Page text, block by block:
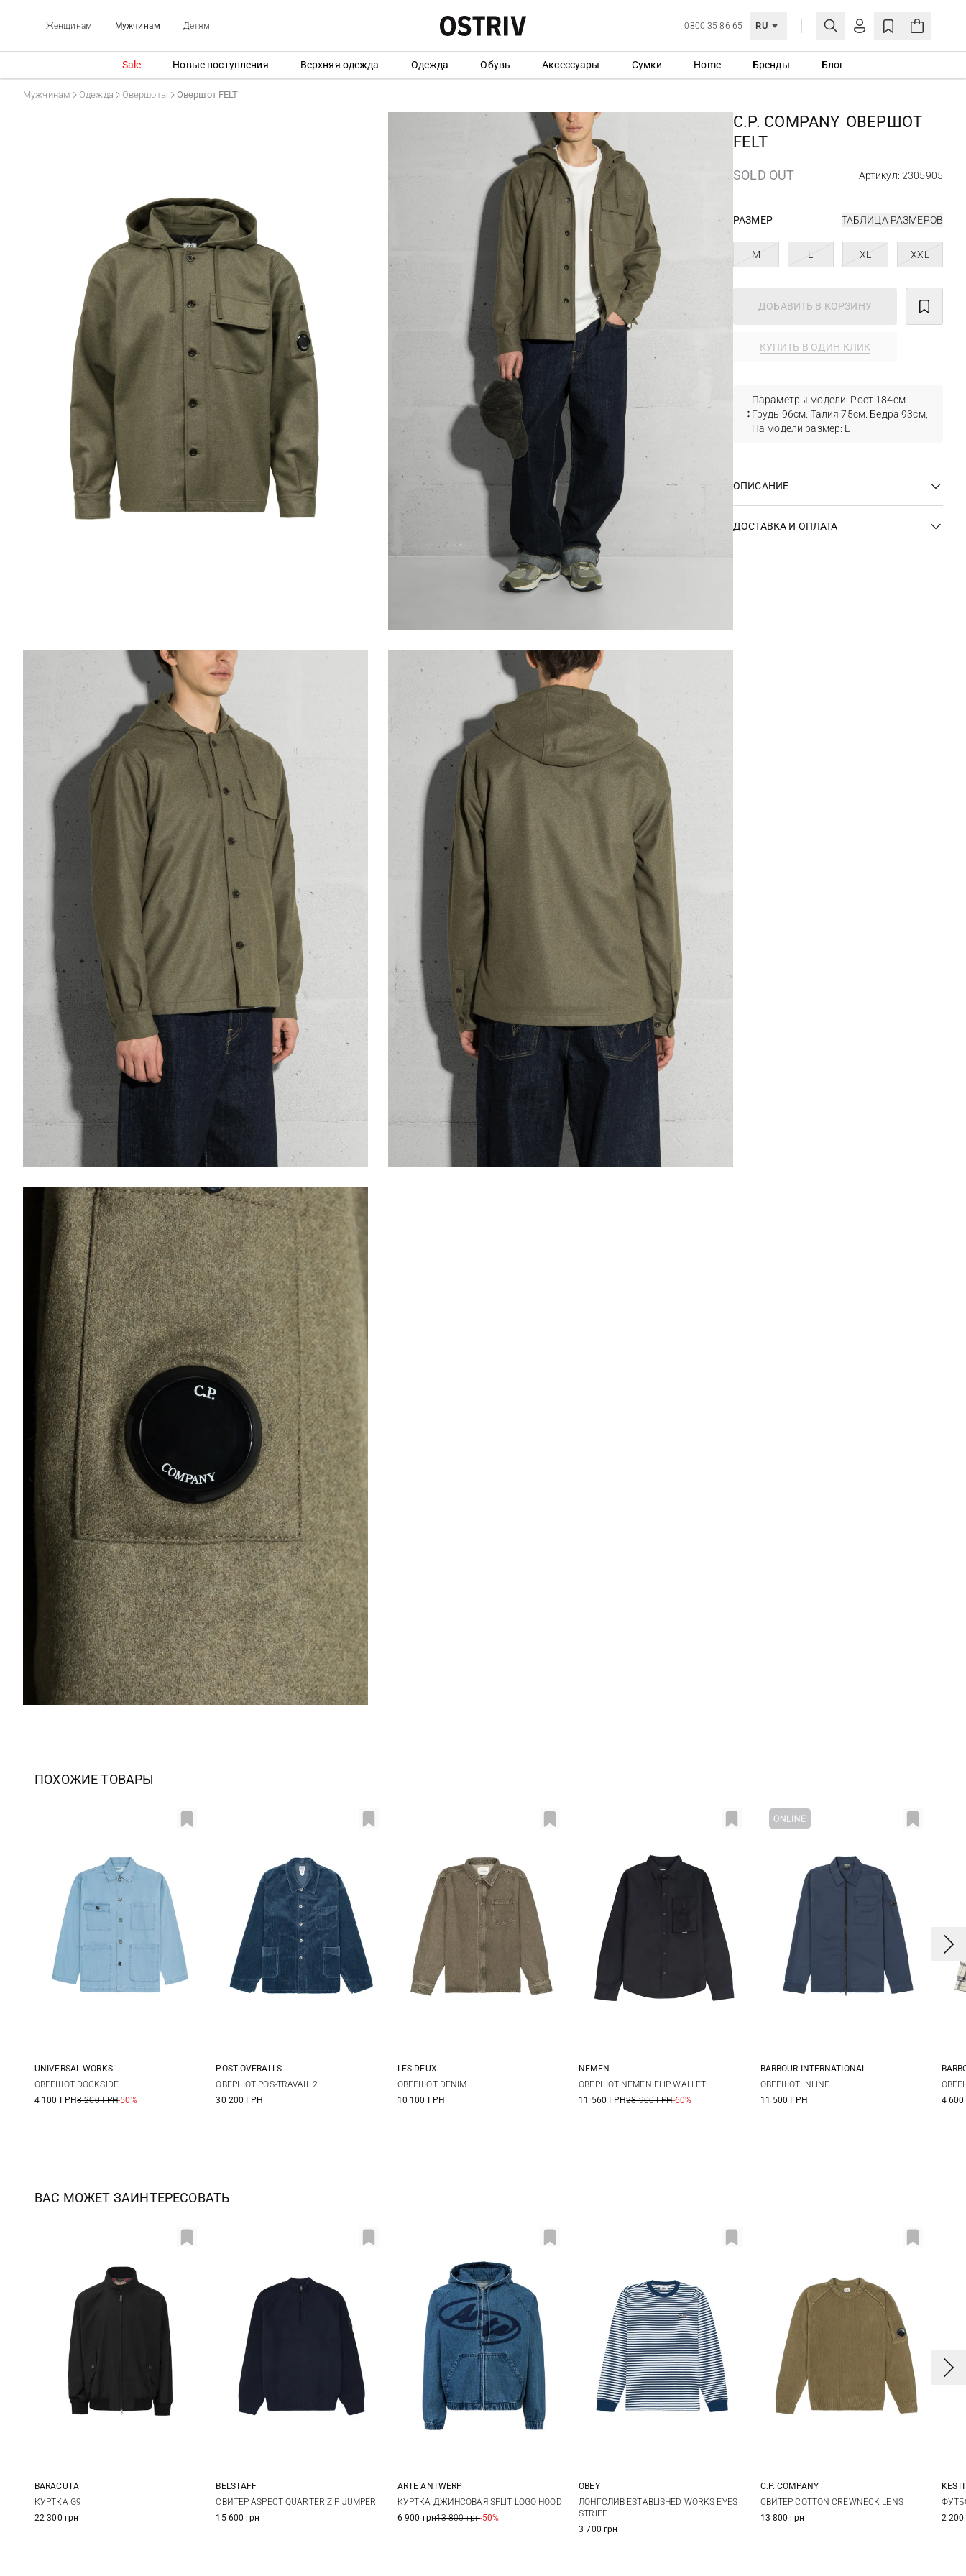
Женщинам Мужчинам Детям 0800 35 86 65 RU
ЛИЧНЫЙ КАБИНЕТ
Sale Новые поступления Верхняя одежда Одежда Обувь Аксессуары Сумки Home Бренды Блог
Мужчинам Одежда Овершоты Овершот FELT
C.P. COMPANY ОВЕРШОТ
FELT
SOLD OUT Артикул: 2305905
РАЗМЕР ТАБЛИЦА РАЗМЕРОВ
M L XL XXL
ДОБАВИТЬ В КОРЗИНУ
КУПИТЬ В ОДИН КЛИК
Параметры модели: Рост 184см.
Грудь 96см. Талия 75см. Бедра 93см;
На модели размер: L
ОПИСАНИЕ
ДОСТАВКА И ОПЛАТА
ПОХОЖИЕ ТОВАРЫ
M L
UNIVERSAL WORKS
ОВЕРШОТ DOCKSIDE
4 100 ГРН8 200 ГРН-50%
M L
POST OVERALLS
ОВЕРШОТ POS-TRAVAIL 2
30 200 ГРН
S M
LES DEUX
ОВЕРШОТ DENIM
10 100 ГРН
M L XL
NEMEN
ОВЕРШОТ NEMEN FLIP WALLET
11 560 ГРН28 900 ГРН-60%
M L
BARBOUR INTERNATIONAL
ОВЕРШОТ INLINE
11 500 ГРН
M
4
ВАС МОЖЕТ ЗАИНТЕРЕСОВАТЬ
40
BARACUTA
КУРТКА G9
22 300 грн
M L XL XXL
BELSTAFF
СВИТЕР ASPECT QUARTER ZIP JUMPER
15 600 грн
S M L
ARTE ANTWERP
КУРТКА ДЖИНСОВАЯ SPLIT LOGO HOOD
6 900 грн13 800 грн-50%
S M L XL
OBEY
ЛОНГСЛИВ ESTABLISHED WORKS EYES
STRIPE
3 700 грн
S M L
C.P. COMPANY
СВИТЕР COTTON CREWNECK LENS
13 800 грн
M
2 200